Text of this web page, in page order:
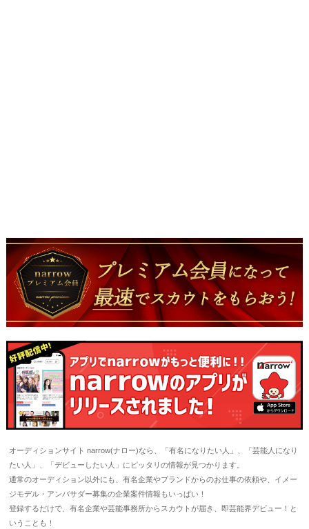
オーディションサイト narrow(ナロー)なら、「有名になりたい人」、「芸能人になり
たい人」、「デビューしたい人」にピッタリの情報が見つかります。
通常のオーディション以外にも、有名企業やブランドからのお仕事の依頼や、イメー
ジモデル・アンバサダー募集の企業案件情報もいっぱい！
登録するだけで、有名企業や芸能事務所からスカウトが届き、即芸能界デビュー！と
いうことも！